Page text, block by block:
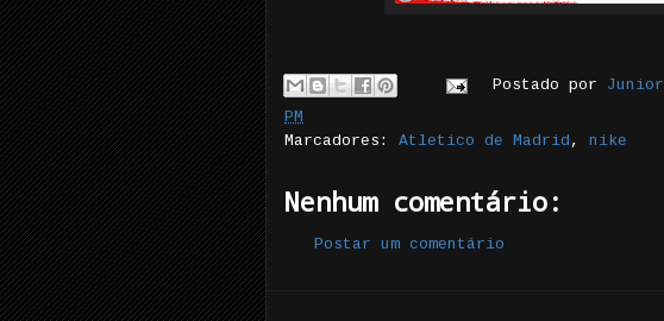
Postado por Junior
PM
Marcadores: Atletico de Madrid , nike
Nenhum comentário:
Postar um comentário